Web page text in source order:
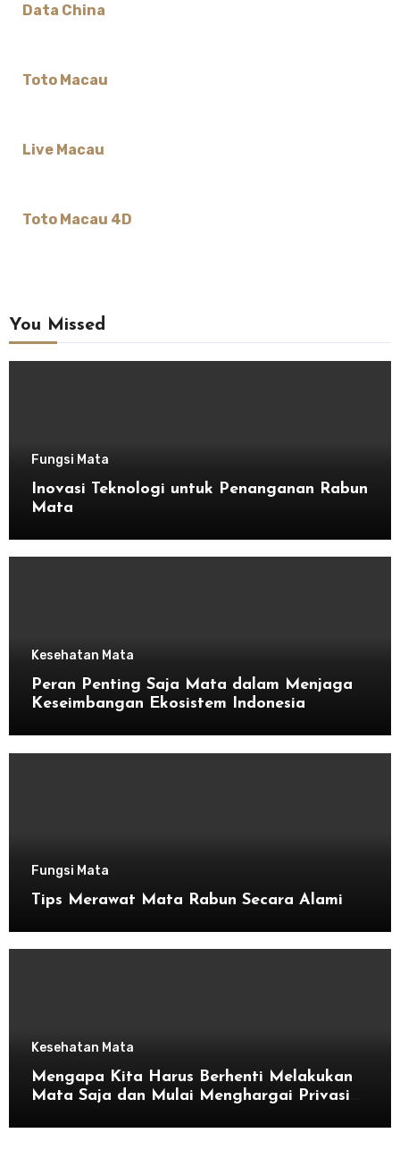
Data China
Toto Macau
Live Macau
Toto Macau 4D
You Missed
Fungsi Mata
Inovasi Teknologi untuk Penanganan Rabun
Mata
Kesehatan Mata
Peran Penting Saja Mata dalam Menjaga
Keseimbangan Ekosistem Indonesia
Fungsi Mata
Tips Merawat Mata Rabun Secara Alami
Kesehatan Mata
Mengapa Kita Harus Berhenti Melakukan
Mata Saja dan Mulai Menghargai Privasi